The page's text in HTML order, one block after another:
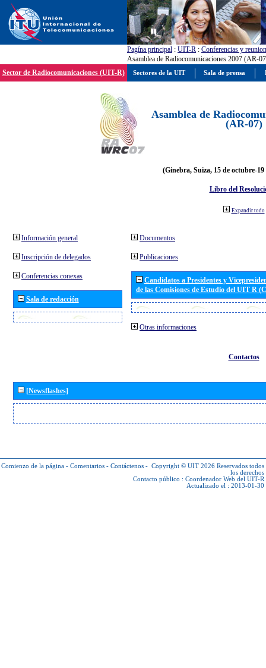
Pagína principal : UIT-R : Conferencias y
Asamblea de Radiocomunicaciones 2007 (AR-
Sector de Radiocomunicaciones (UIT-R)
Asamblea de
(AR-07)
(Ginebra, Suiza, 15 de octubre-19
Libro del
Expandir todo
Información general
Inscripción de delegados
Conferencias conexas
Sala de redacción
Documentos
Publicaciones
Candidatos a Presidentes y
de las Comisiones de Estudio del UIT R
Otras informaciones
Contactos
[Newsflashes]
Comienzo de la página - Comentarios - Contáctenos - Copyright © UIT 2026 Reservados todos
los derechos
Contacto público : Coordenador Web del UIT-R
Actualizado el : 2013-01-30
Sectores de la UIT Sala de prensa